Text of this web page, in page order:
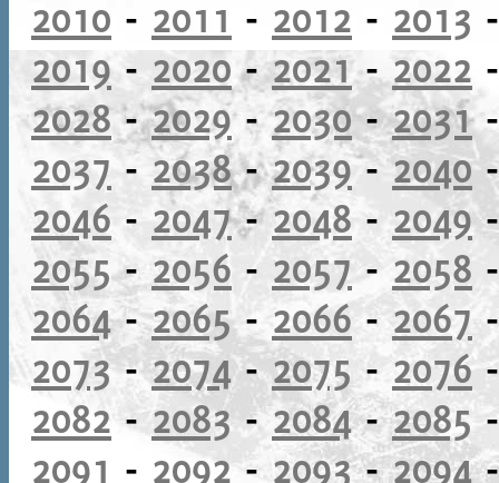
2010 - 2011 - 2012 - 2013
2019-2020-2021- 2022
2028-2029-2030-2031
2037 - 2038-2039-2040
2046 - 2047-2048- 2049
2055- 2056 - 2057 - 2058
2064-2065-2066-2067
2073-2074-2075 -2076
2082 - 2083-2084-2085
2091 - 2092- 2093-2094